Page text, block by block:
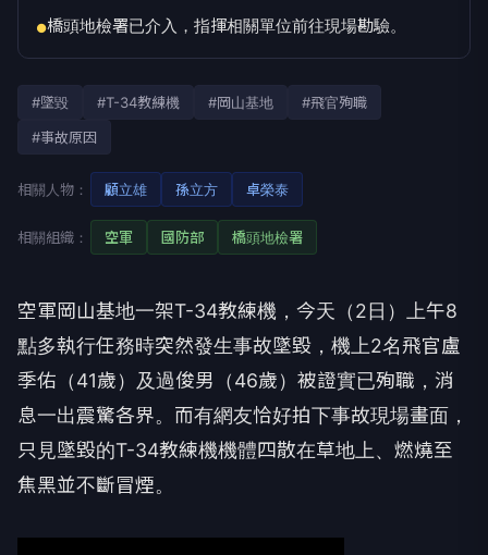
●橋頭地檢署已介入，指揮相關單位前往現場勘驗。
#墜毀 #T-34教練機 #岡山基地
#飛官殉職
#事故原因
相關人物： 顧立雄 孫立方 卓榮泰
相關組織： 空軍 國防部 橋頭地檢署
空軍岡山基地一架T-34教練機，今天（2日）上午8
點多執行任務時突然發生事故墜毀，機上2名飛官盧
季佑（41歲）及過俊男（46歲）被證實已殉職，消
息一出震驚各界。而有網友恰好拍下事故現場畫面，
只見墜毀的T-34教練機機體四散在草地上、燃燒至
焦黑並不斷冒煙。